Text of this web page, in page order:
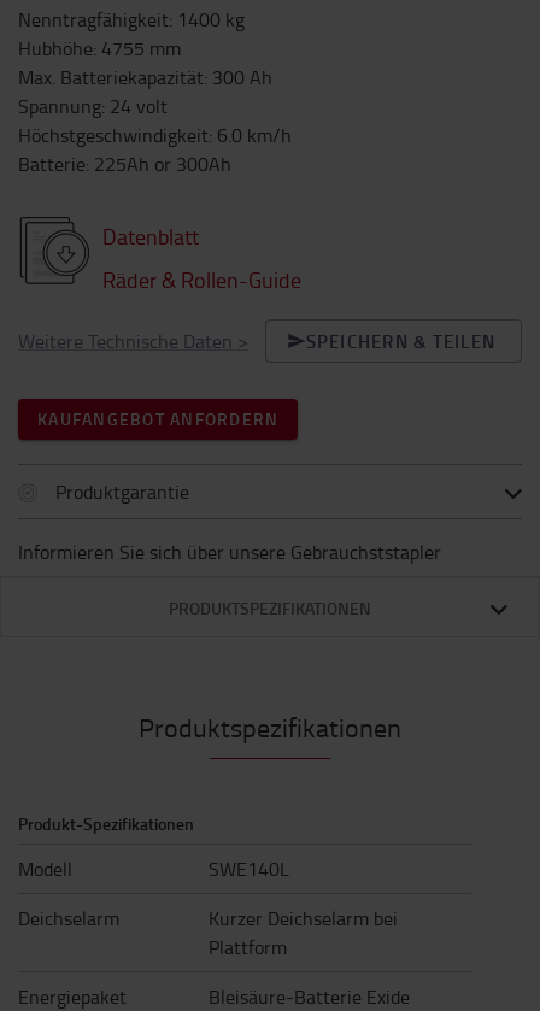
Nenntragfähigkeit: 1400 kg
Hubhöhe: 4755 mm
Max. Batteriekapazität: 300 Ah
Spannung: 24 volt
Höchstgeschwindigkeit: 6.0 km/h
Batterie: 225Ah or 300Ah
Datenblatt
Räder & Rollen-Guide
Weitere Technische Daten > SPEICHERN & TEILEN
KAUFANGEBOT ANFORDERN
Produktgarantie
Informieren Sie sich über unsere Gebrauchststapler
PRODUKTSPEZIFIKATIONEN
Produktspezifikationen
Produkt-Spezifikationen
Modell
SWE140L
Deichselarm
Kurzer Deichselarm bei
Plattform
Energiepaket
Bleisäure-Batterie Exide